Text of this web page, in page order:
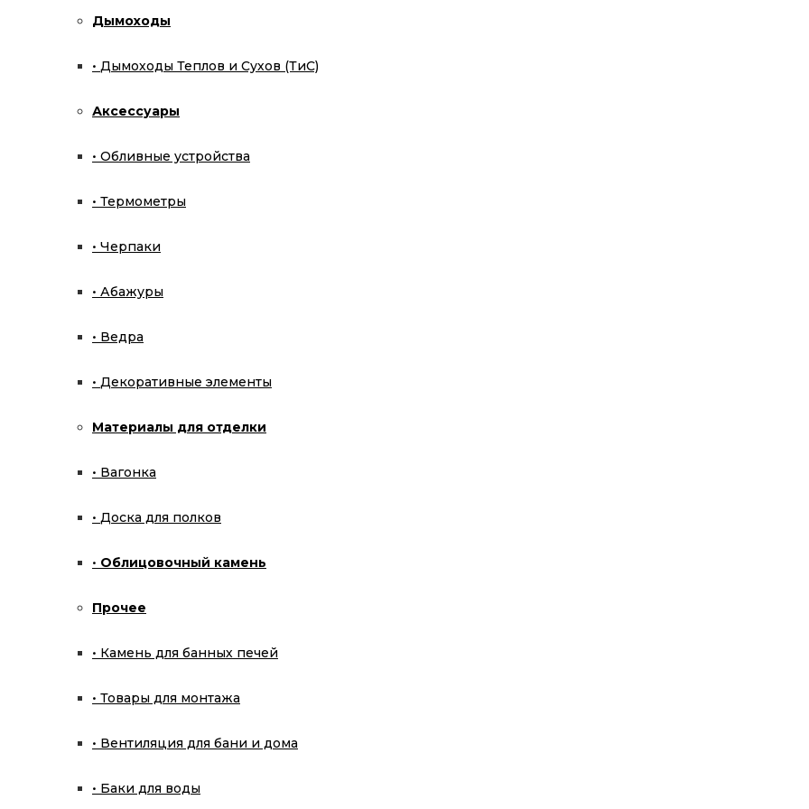
Эскиз парной по вашим размерам. Бесплатно только в этом месяце!
Дымоходы
Дымоходы Теплов и Сухов (ТиС)
Аксессуары
Обливные устройства
Термометры
Черпаки
Абажуры
Ведра
Декоративные элементы
Материалы для отделки
Вагонка
Доска для полков
Облицовочный камень
Прочее
Камень для банных печей
Товары для монтажа
Вентиляция для бани и дома
Баки для воды
Подвесные камины
Подвесные камины
Вернуться назад
Бесплатная консультация
Комплектация
Модули для кухни
Готовые решения
Печи для бани